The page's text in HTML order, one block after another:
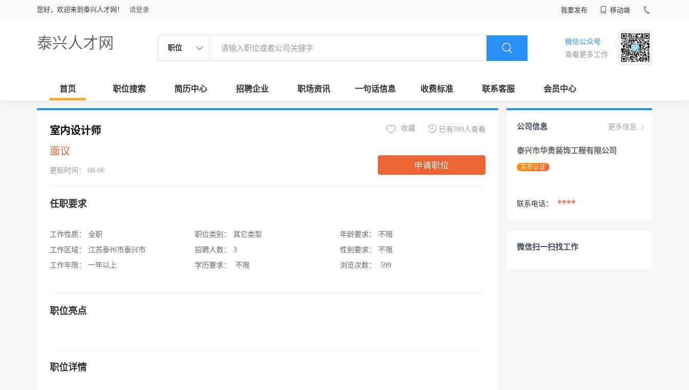
您好，欢迎来到泰兴人才网！ 请登录 我要发布 移动端
泰兴人才网 职位
微信公众号
查看更多工作
首页 职位搜索 简历中心 招聘企业 职场资讯 一句话信息 收费标准 联系客服 会员中心
室内设计师
面议
更新时间： 08-06
已有599人查看
收藏
申请职位
任职要求
工作性质：
全职
工作区域：
江苏泰州市泰兴市
工作年限：
一年以上
职位类别：
其它类型
招聘人数：
3
学历要求：
不限
年龄要求：
不限
性别要求：
不限
浏览次数：
599
职位亮点
职位详情
更多信息
公司信息
泰兴市华贵装饰工程有限公司
实名认证
联系电话： ****
微信扫一扫找工作